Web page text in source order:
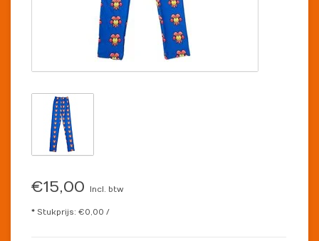
€15,00 Incl. btw
* Stukprijs: €0,00 /